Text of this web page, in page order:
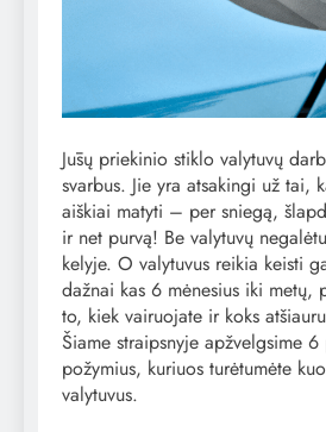
Jūsų priekinio stiklo valytuvų
svarbus. Jie yra atsakingi už tai,
aiškiai matyti – per sniegą,
ir net purvą! Be valytuvų
kelyje. O valytuvus reikia keisti
dažnai kas 6 mėnesius iki metų,
to, kiek vairuojate ir koks
Šiame straipsnyje apžvelgsime
požymius, kuriuos turėtumėte
valytuvus.